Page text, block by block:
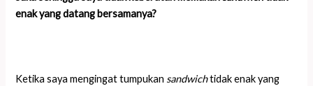
enak yang datang bersamanya?
Ketika saya mengingat tumpukan sandwichtidak enak yang